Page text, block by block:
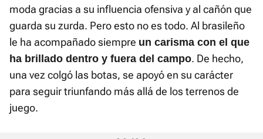
moda gracias a su influencia ofensiva y al cañón que
guarda su zurda. Pero esto no es todo. Al brasileño
le ha acompañado siempre un carisma con el que
ha brillado dentro y fuera del campo. De hecho,
una vez colgó las botas, se apoyó en su carácter
para seguir triunfando más allá de los terrenos de
juego.